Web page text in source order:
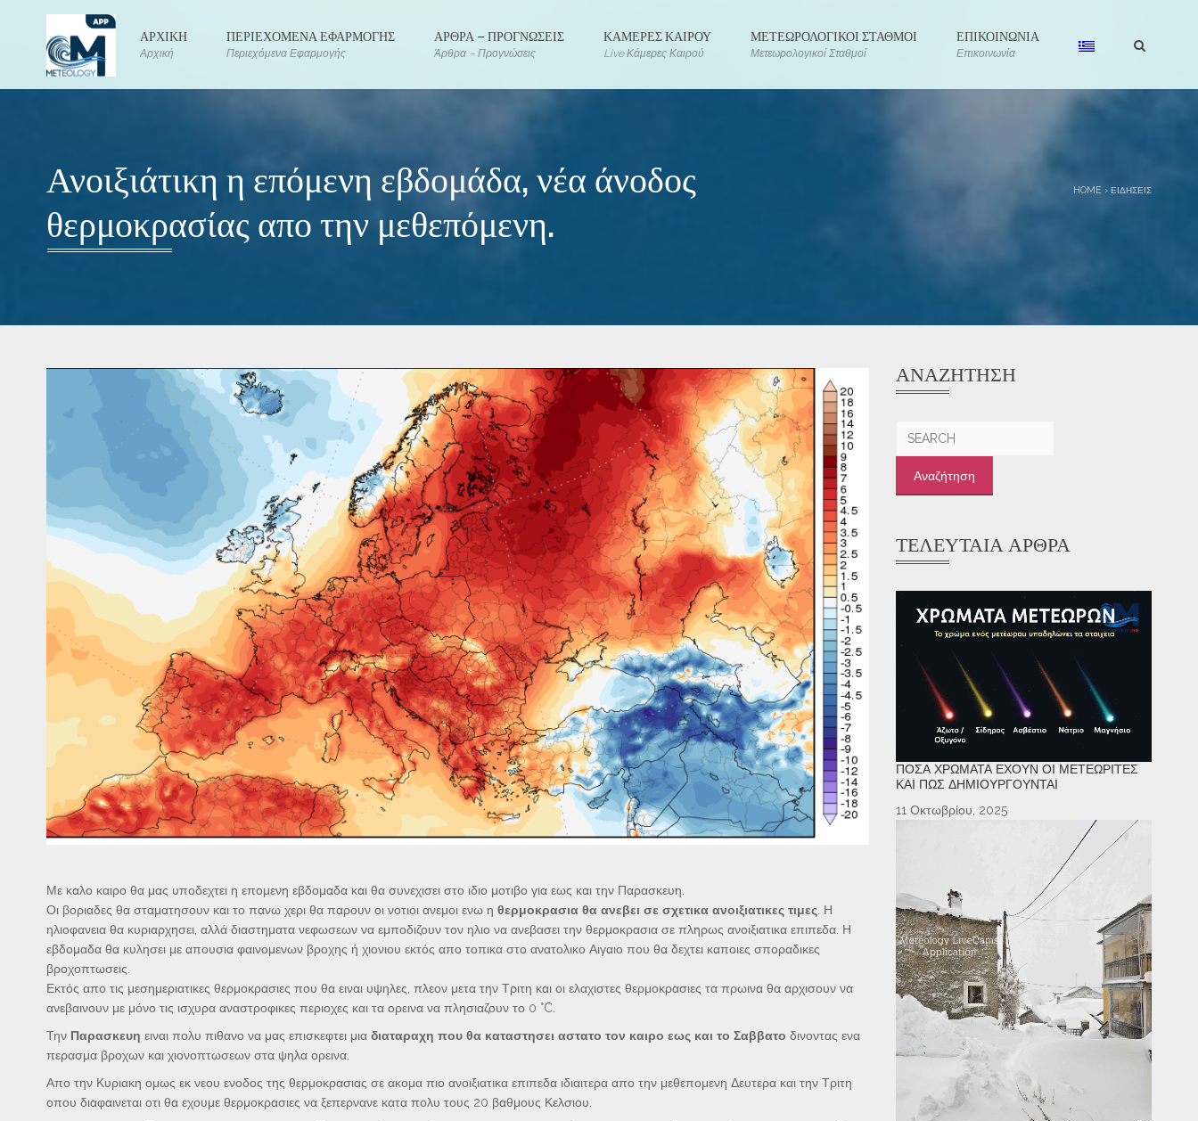
ΑΡΧΙΚΗ
Αρχική
ΠΕΡΙΕΧΟΜΕΝΑ ΕΦΑΡΜΟΓΗΣ
Περιεχόμενα Εφαρμογής
ΑΡΘΡΑ – ΠΡΟΓΝΩΣΕΙΣ
Άρθρα – Προγνώσεις
ΚΑΜΕΡΕΣ ΚΑΙΡΟΥ
Live Κάμερες Καιρού
ΜΕΤΕΩΡΟΛΟΓΙΚΟΙ ΣΤΑΘΜΟΙ
Μετεωρολογικοί Σταθμοί
ΕΠΙΚΟΙΝΩΝΙΑ
Επικοινωνία
Ανοιξιάτικη η επόμενη εβδομάδα, νέα άνοδος
θερμοκρασίας απο την μεθεπόμενη.
HOME › ΕΙΔΉΣΕΙΣ
Με καλο καιρο θα μας υποδεχτει η επομενη εβδομαδα και θα συνεχισει στο ιδιο μοτιβο για εως και την Παρασκευη.
Οι βοριαδες θα σταματησουν και το πανω χερι θα παρουν οι νοτιοι ανεμοι ενω η θερμοκρασια θα ανεβει σε σχετικα ανοιξιατικες τιμες . Η
ηλιοφανεια θα κυριαρχησει, αλλά διαστηματα νεφωσεων να εμποδιζουν τον ηλιο να ανεβασει την θερμοκρασια σε πληρως ανοιξιατικα επιπεδα. Η
εβδομαδα θα κυλησει με απουσια φαινομενων βροχης ή χιονιου εκτός απο τοπικα στο ανατολικο Αιγαιο που θα δεχτει καποιες σποραδικες
βροχοπτωσεις.
Εκτός απο τις μεσημεριατικες θερμοκρασιες που θα ειναι υψηλες, πλεον μετα την Τριτη και οι ελαχιστες θερμοκρασιες τα πρωινα θα αρχισουν να
ανεβαινουν με μόνο τις ισχυρα αναστροφικες περιοχες και τα ορεινα να πλησιαζουν το 0 °C.
Την Παρασκευη ειναι πολυ πιθανο να μας επισκεφτει μια διαταραχη που θα καταστησει αστατο τον καιρο εως και το Σαββατο δινοντας ενα
περασμα βροχων και χιονοπτωσεων στα ψηλα ορεινα.
Απο την Κυριακη ομως εκ νεου ενοδος της θερμοκρασιας σε ακομα πιο ανοιξιατικα επιπεδα ιδιαιτερα απο την μεθεπομενη Δευτερα και την Τριτη
οπου διαφαινεται οτι θα εχουμε θερμοκρασιες να ξεπερνανε κατα πολυ τους 20 βαθμους Κελσιου.
ΑΝΑΖΉΤΗΣΗ
ΤΕΛΕΥΤΑΊΑ ΆΡΘΡΑ
ΠΌΣΑ ΧΡΏΜΑΤΑ ΈΧΟΥΝ ΟΙ ΜΕΤΕΩΡΊΤΕΣ
ΚΑΙ ΠΏΣ ΔΗΜΙΟΥΡΓΟΎΝΤΑΙ
11 Οκτωβρίου, 2025